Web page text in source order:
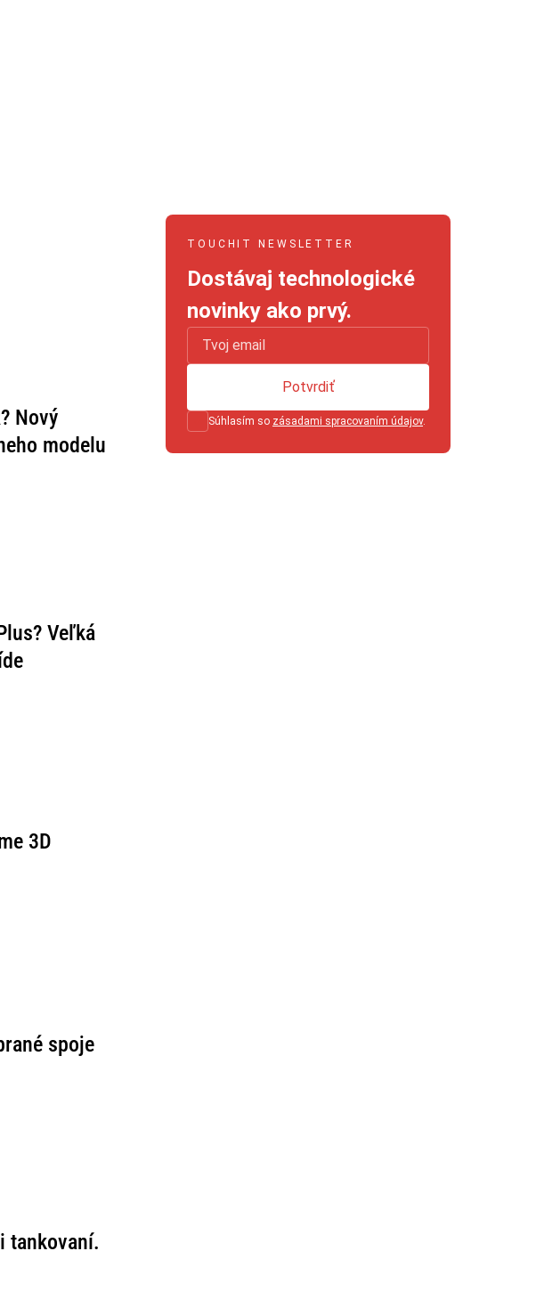
Nový
modelu
Veľká
3D
spoje
tankovaní.
TOUCHIT NEWSLETTER
Dostávaj technologické
novinky ako prvý.
Súhlasím so zásadami spracovaním údajov.
Potvrdiť